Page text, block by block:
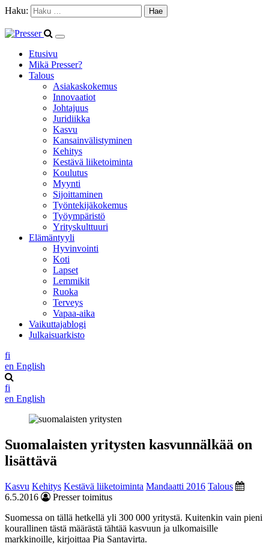
Haku:
Etusivu
Mikä Presser?
Talous
Asiakaskokemus
Innovaatiot
Johtajuus
Juridiikka
Kasvu
Kansainvälistyminen
Kehitys
Kestävä liiketoiminta
Koulutus
Myynti
Sijoittaminen
Työntekijäkokemus
Työympäristö
Yrityskulttuuri
Elämäntyyli
Hyvinvointi
Koti
Lapset
Lemmikit
Ruoka
Terveys
Vapaa-aika
Vaikuttajablogi
Julkaisuarkisto
fi
en English
fi
en English
Suomalaisten yritysten kasvunnälkää on
lisättävä
Kasvu Kehitys Kestävä liiketoiminta Mandaatti 2016 Talous
6.5.2016
Presser toimitus
Suomessa on tällä hetkellä yli 300 000 yritystä. Kuitenkin vain pieni
kourallinen tästä määrästä tähtää kasvuun ja ulkomaisille
markkinoille, kirjoittaa Pia Santavirta.